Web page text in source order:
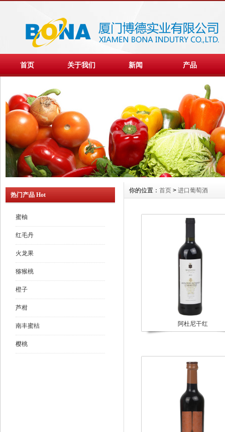
首页 关于我们 新闻 产品
热门产品 Hot
蜜柚
红毛丹
火龙果
猕猴桃
橙子
芦柑
南丰蜜桔
樱桃
你的位置： 首页 > 进口葡萄酒
阿杜尼干红